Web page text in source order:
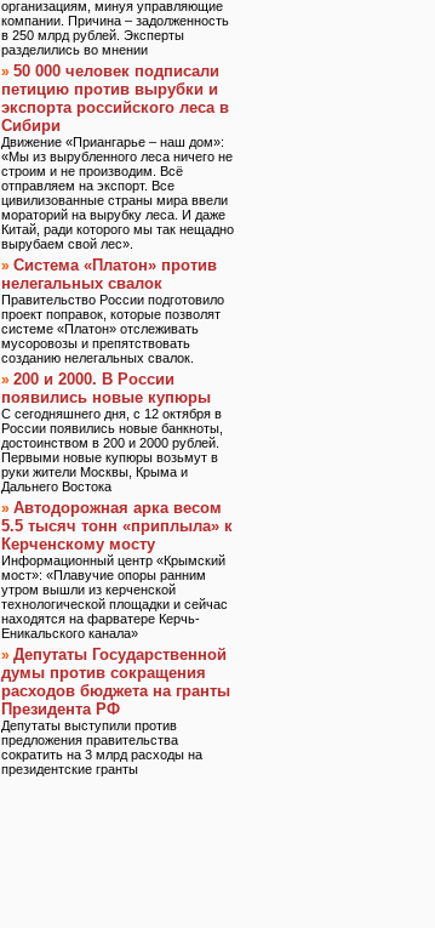
организациям, минуя управляющие
компании. Причина – задолженность
в 250 млрд рублей. Эксперты
разделились во мнении
» 50 000 человек подписали
петицию против вырубки и
экспорта российского леса в
Сибири
Движение «Приангарье – наш дом»:
«Мы из вырубленного леса ничего не
строим и не производим. Всё
отправляем на экспорт. Все
цивилизованные страны мира ввели
мораторий на вырубку леса. И даже
Китай, ради которого мы так нещадно
вырубаем свой лес».
» Система «Платон» против
нелегальных свалок
Правительство России подготовило
проект поправок, которые позволят
системе «Платон» отслеживать
мусоровозы и препятствовать
созданию нелегальных свалок.
» 200 и 2000. В России
появились новые купюры
С сегодняшнего дня, с 12 октября в
России появились новые банкноты,
достоинством в 200 и 2000 рублей.
Первыми новые купюры возьмут в
руки жители Москвы, Крыма и
Дальнего Востока
» Автодорожная арка весом
5.5 тысяч тонн «приплыла» к
Керченскому мосту
Информационный центр «Крымский
мост»: «Плавучие опоры ранним
утром вышли из керченской
технологической площадки и сейчас
находятся на фарватере Керчь-
Еникальского канала»
» Депутаты Государственной
думы против сокращения
расходов бюджета на гранты
Президента РФ
Депутаты выступили против
предложения правительства
сократить на 3 млрд расходы на
президентские гранты